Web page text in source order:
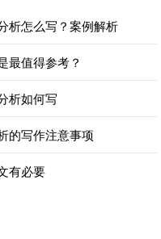
析怎么写？案例解析
最值得参考？
析如何写
的写作注意事项
有必要